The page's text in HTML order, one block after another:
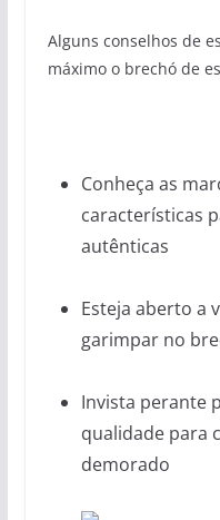
Alguns conselhos de
máximo o brechó de
Conheça as
características
autênticas
Esteja aberto a
garimpar no
Invista perante
qualidade para
demorado